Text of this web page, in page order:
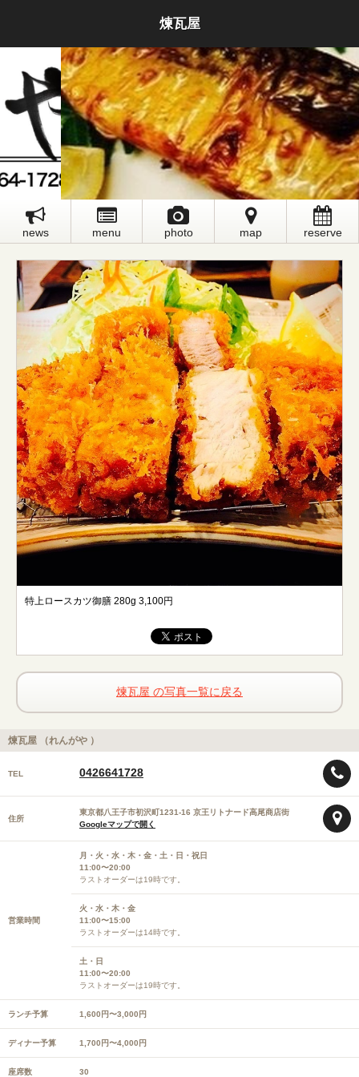
煉瓦屋
news menu photo map reserve
特上ロースカツ御膳 280g 3,100円
煉瓦屋 の写真一覧に戻る
煉瓦屋 （れんがや ）
TEL 0426641728
住所
東京都八王子市初沢町1231-16 京王リトナード高尾商店街
Googleマップで開く
営業時間
月・火・水・木・金・土・日・祝日
11:00〜20:00
ラストオーダーは19時です。
火・水・木・金
11:00〜15:00
ラストオーダーは14時です。
土・日
11:00〜20:00
ラストオーダーは19時です。
ランチ予算 1,600円〜3,000円
ディナー予算 1,700円〜4,000円
座席数 30